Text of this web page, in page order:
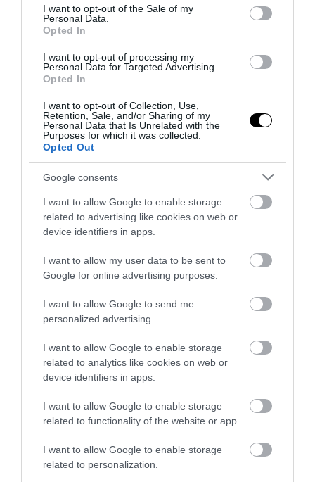
consent section.
I want to opt-out of the Sale of my
Personal Data.
Opted In
I want to opt-out of processing my
Personal Data for Targeted Advertising.
Opted In
I want to opt-out of Collection, Use,
Retention, Sale, and/or Sharing of my
Personal Data that Is Unrelated with the
Purposes for which it was collected.
Opted Out
Google consents
I want to allow Google to enable storage
related to advertising like cookies on web or
device identifiers in apps.
I want to allow my user data to be sent to
Google for online advertising purposes.
I want to allow Google to send me
personalized advertising.
I want to allow Google to enable storage
related to analytics like cookies on web or
device identifiers in apps.
I want to allow Google to enable storage
related to functionality of the website or app.
I want to allow Google to enable storage
related to personalization.